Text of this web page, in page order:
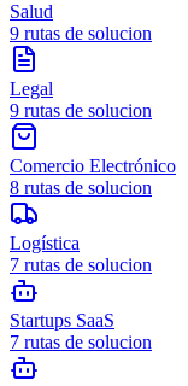
Salud
9 rutas de solucion
Legal
9 rutas de solucion
Comercio Electrónico
8 rutas de solucion
Logística
7 rutas de solucion
Startups SaaS
7 rutas de solucion